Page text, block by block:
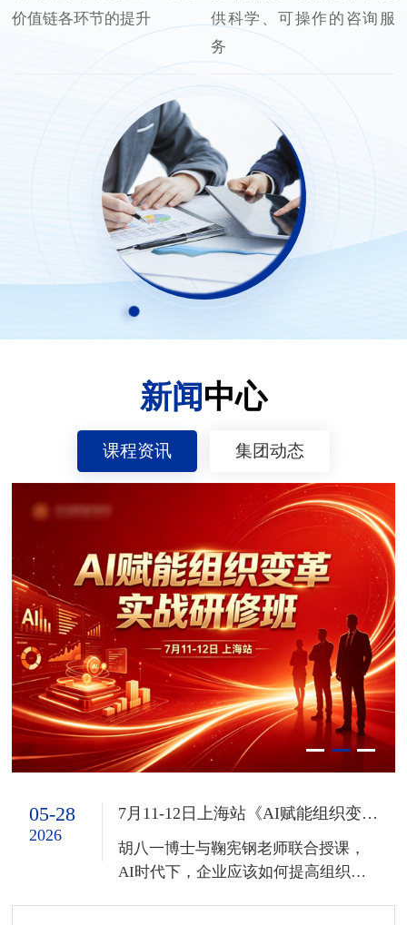
价值链各环节的提升
供科学、可操作的咨询服
务
新闻中心
课程资讯 集团动态
06-26
2026
7.11-12广州开课 | 为什么同样用AI，有的企业降本上千万，而你却用成了员工摸鱼工具？
05-28
2026
7月11-12日上海站《AI赋能组织变革实战研修班》课程开始招生啦!
胡八一博士与鞠宪钢老师联合授课，
AI时代下，企业应该如何提高组织能
10-30
2025
柏明顿咨询《从国家蓝图到企业活法 ——“十五五” 规划下的传统制造企业争胜案例分享》课程在洛阳成功召开
2025年10月28日下午，由柏明顿管理
咨询集团与洛龙区工商联联合举办的